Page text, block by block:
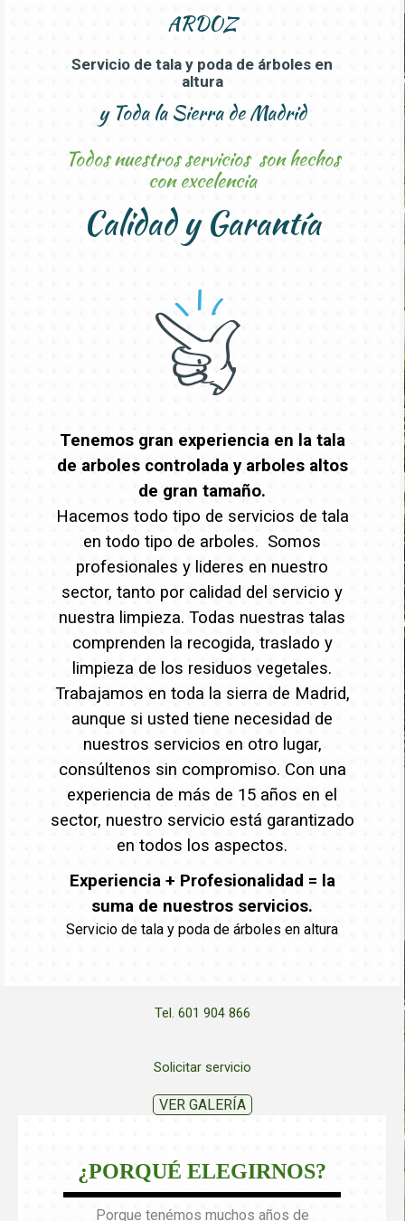
ARDOZ
Servicio de tala y poda de árboles en
altura
y Toda la Sierra de Madrid
Todos nuestros servicios son hechos
con excelencia
Calidad y Garantía
Tenemos gran experiencia en la tala
de arboles controlada y arboles altos
de gran tamaño.
Hacemos todo tipo de servicios de tala
en todo tipo de arboles. Somos
profesionales y lideres en nuestro
sector, tanto por calidad del servicio y
nuestra limpieza. Todas nuestras talas
comprenden la recogida, traslado y
limpieza de los residuos vegetales.
Trabajamos en toda la sierra de Madrid,
aunque si usted tiene necesidad de
nuestros servicios en otro lugar,
consúltenos sin compromiso. Con una
experiencia de más de 15 años en el
sector, nuestro servicio está garantizado
en todos los aspectos.
Experiencia + Profesionalidad = la
suma de nuestros servicios.
Servicio de tala y poda de árboles en altura
Tel. 601 904 866
Solicitar servicio
VER GALERÍA
¿PORQUÉ ELEGIRNOS?
Porque tenémos muchos años de